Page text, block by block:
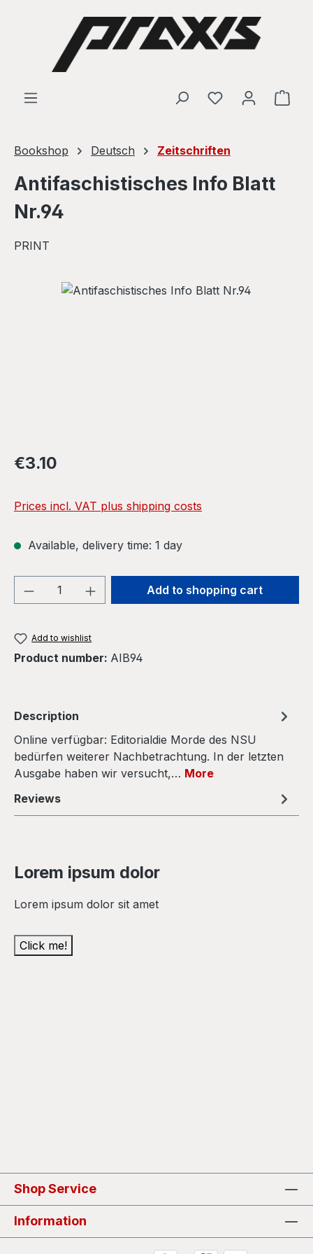
Skip to main content
Bookshop Deutsch Zeitschriften
Antifaschistisches Info Blatt
Nr.94
PRINT
Skip image gallery
Regular price:
€3.10
Prices incl. VAT plus shipping costs
Available, delivery time: 1 day
Product Quantity: Enter the desired
Add to shopping cart
Add to wishlist
Product number: AIB94
Description
Online verfügbar: Editorialdie Morde des NSU
bedürfen weiterer Nachbetrachtung. In der letzten
Ausgabe haben wir versucht,… More
Reviews
Lorem ipsum dolor
Lorem ipsum dolor sit amet
Click me!
Shop Service
Information